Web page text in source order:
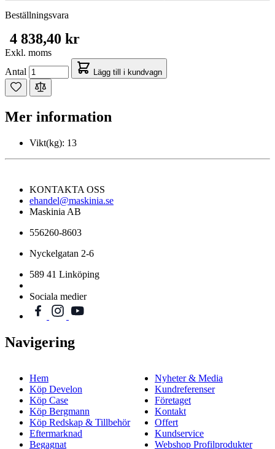
Beställningsvara
4 838,40 kr
Exkl. moms
Antal
Lägg till i kundvagn
Mer information
Vikt(kg): 13
KONTAKTA OSS
ehandel@maskinia.se
Maskinia AB
556260-8603
Nyckelgatan 2-6
589 41 Linköping
Sociala medier
Navigering
Hem
Köp Develon
Köp Case
Köp Bergmann
Köp Redskap & Tillbehör
Eftermarknad
Begagnat
Nyheter & Media
Kundreferenser
Företaget
Kontakt
Offert
Kundservice
Webshop Profilprodukter